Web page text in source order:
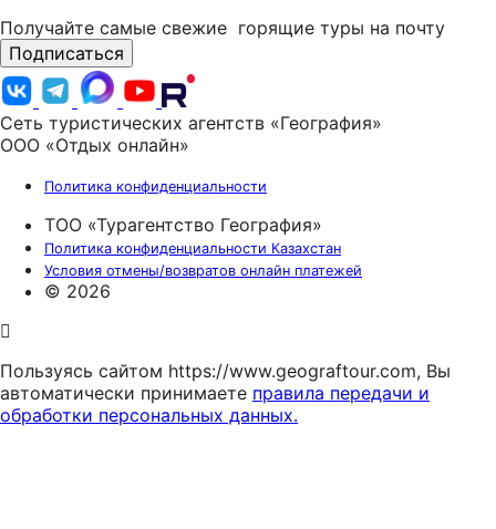
Получайте самые свежие горящие туры на почту
Подписаться
Сеть туристических агентств «География»
ООО «Отдых онлайн»
Политика конфиденциальности
ТОО «Турагентство География»
Политика конфиденциальности Казахстан
Условия отмены/возвратов онлайн платежей
© 2026
Пользуясь сайтом https://www.geograftour.com, Вы
автоматически принимаете правила передачи и
обработки персональных данных.